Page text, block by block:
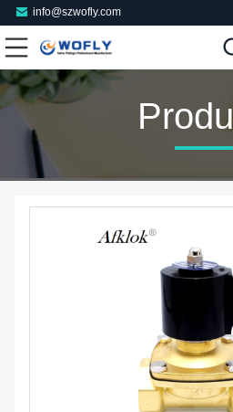
info@szwofly.com